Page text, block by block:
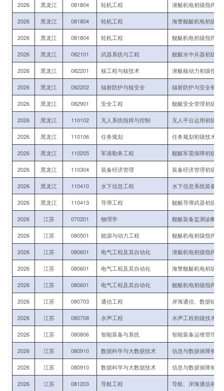
2026 黑龙江 081804 轮机工程 潜艇机电初级指挥与
2026 黑龙江 081804 轮机工程 海警舰艇机电初级指
2026 黑龙江 081804 轮机工程 舰艇机电初级指挥与
2026 黑龙江 082101 武器系统与工程 舰艇水中兵器初级技
2026 黑龙江 082201 核工程与核技术 潜艇核动力初级指挥
2026 黑龙江 082202 辐射防护与核安全 辐射防护与安全初级
2026 黑龙江 082901 安全工程 舰艇安全管理初级指
2026 黑龙江 110102 无人系统指挥与控制 无人平台运用初级指
2026 黑龙江 110106 任务规划 任务规划初级技术军
2026 黑龙江 110205 军港勤务工程 舰艇军需保障初级指
2026 黑龙江 110304 装备经济管理 装备经济管理初级技
2026 黑龙江 110410 水下信息工程 水下信息系统装备运
2026 黑龙江 110413 导弹工程 舰艇导弹武器初级技
2026 江苏 070201 物理学 舰艇装备监测诊断、
2026 江苏 080501 能源与动力工程 舰艇机电初级指挥与
2026 江苏 080601 电气工程及其自动化 潜艇机电初级指挥与
2026 江苏 080601 电气工程及其自动化 海警舰艇机电初级指
2026 江苏 080601 电气工程及其自动化 舰艇机电初级指挥与
2026 江苏 080703 通信工程 岸海通信、数据链
2026 江苏 080708 水声工程 水声工程初级技术军
2026 江苏 080806 智能装备与系统 智能装备运维管理初
2026 江苏 080910 数据科学与大数据技术 信息与数据保障初级
2026 江苏 080910 数据科学与大数据技术 信息与数据保障初级
2026 江苏 081203 导航工程 导航、岸海通信初级